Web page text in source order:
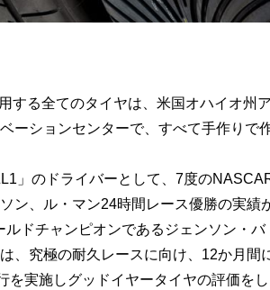
する全てのタイヤは、米国オハイオ州
ーションセンターで、すべて手作りで
」のドライバーとして、7度の
ン、ル・マン24時間レース優勝の実績
ドチャンピオンであるジェンソン・バ
、究極の耐久レースに向け、12か月間
実施しグッドイヤータイヤの評価をし